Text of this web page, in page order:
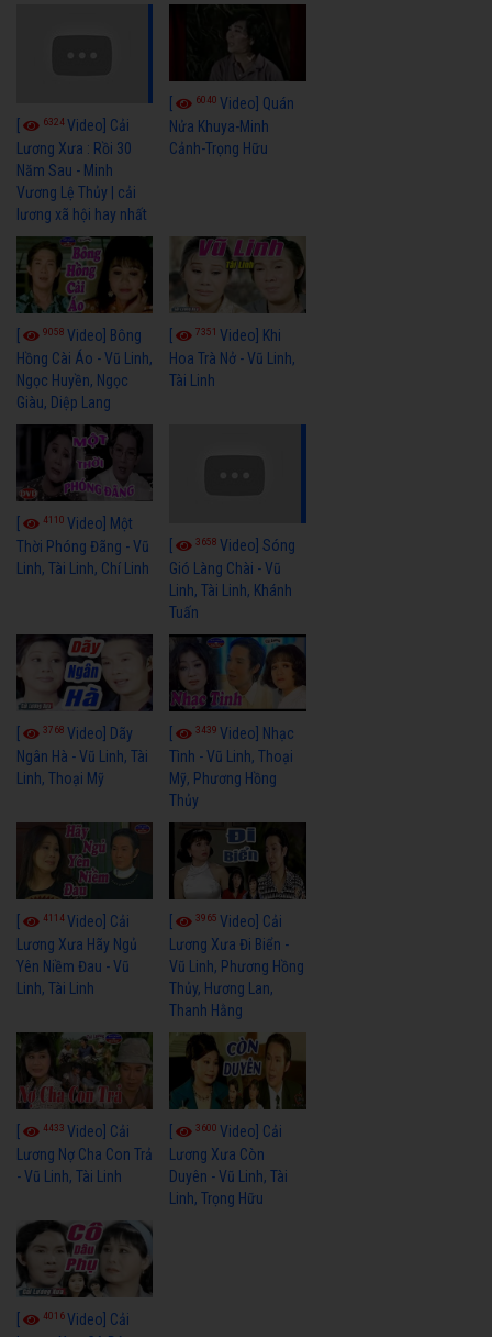
6324Video] Cải
Lương Xưa : Rồi 30
Năm Sau - Minh
Vương Lệ Thủy | cải
lương xã hội hay nhất
6040Video] Quán
Nửa Khuya-Minh
Cảnh-Trọng Hữu
9058 Video] Bông
Hồng Cài Áo - Vũ Linh,
Ngọc Huyền, Ngọc
Giàu, Diệp Lang
7351Video] Khi
Hoa Trà Nở - Vũ Linh,
Tài Linh
4110 Video] Một
Thời Phóng Đãng - Vũ
Linh, Tài Linh, Chí Linh
3658Video] Sóng
Gió Làng Chài - Vũ
Linh, Tài Linh, Khánh
Tuấn
3768 Video] Dãy
Ngân Hà - Vũ Linh, Tài
Linh, Thoại Mỹ
3439Video] Nhạc
Tình - Vũ Linh, Thoại
Mỹ, Phương Hồng
Thủy
4114Video] Cải
Lương Xưa Hãy Ngủ
Yên Niềm Đau - Vũ
Linh, Tài Linh
3965Video] Cải
Lương Xưa Đi Biển -
Vũ Linh, Phương Hồng
Thủy, Hương Lan,
Thanh Hằng
4433 Video] Cải
Lương Nợ Cha Con Trả
- Vũ Linh, Tài Linh
3600Video] Cải
Lương Xưa Còn
Duyên - Vũ Linh, Tài
Linh, Trọng Hữu
[ 4016Video] Cải